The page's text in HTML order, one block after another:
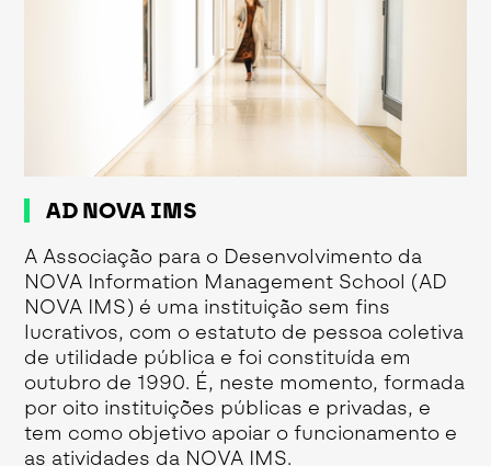
AD NOVA IMS
A Associação para o Desenvolvimento da
NOVA Information Management School (AD
NOVA IMS) é uma instituição sem fins
lucrativos, com o estatuto de pessoa coletiva
de utilidade pública e foi constituída em
outubro de 1990. É, neste momento, formada
por oito instituições públicas e privadas, e
tem como objetivo apoiar o funcionamento e
as atividades da NOVA IMS.